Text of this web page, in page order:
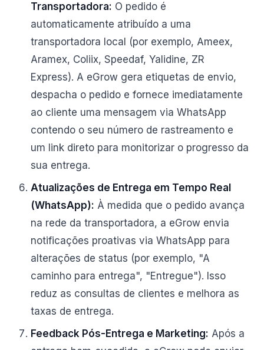
Transportadora: O pedido é
automaticamente atribuído a uma
transportadora local (por exemplo, Ameex,
Aramex, Coliix, Speedaf, Yalidine, ZR
Express). A eGrow gera etiquetas de envio,
despacha o pedido e fornece imediatamente
ao cliente uma mensagem via WhatsApp
contendo o seu número de rastreamento e
um link direto para monitorizar o progresso da
sua entrega.
Atualizações de Entrega em Tempo Real
(WhatsApp): À medida que o pedido avança
na rede da transportadora, a eGrow envia
notificações proativas via WhatsApp para
alterações de status (por exemplo, "A
caminho para entrega", "Entregue"). Isso
reduz as consultas de clientes e melhora as
taxas de entrega.
Feedback Pós-Entrega e Marketing: Após a